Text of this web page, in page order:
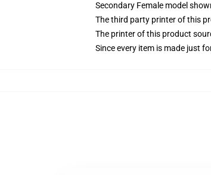
Secondary Female model
The third party printer of this
The printer of this product
Since every item is made just